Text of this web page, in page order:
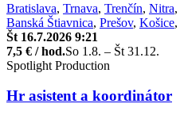
Bratislava, Trnava, Trenčín, Nitra,
Banská Štiavnica, Prešov, Košice,
Št 16.7.2026 9:21
7,5 € / hod.So 1.8. – Št 31.12.
Spotlight Production
Hr asistent a koordinátor